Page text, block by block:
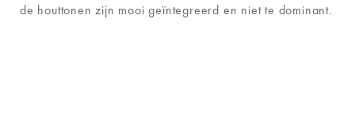
de houttonen zijn mooi geïntegreerd en niet te dominant.